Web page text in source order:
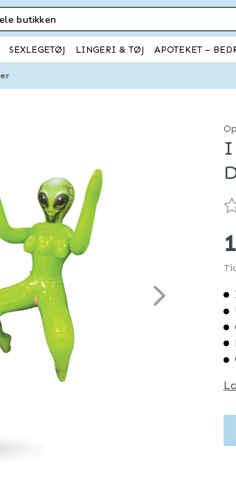
SEXLEGETØJ LINGERI & TØJ APOTEKET –